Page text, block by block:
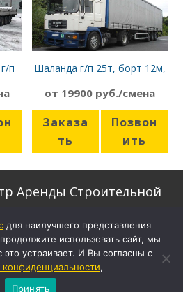
п
Шаланда г/п 25т, борт 12м,
от 19900 руб./смена
Заказа
ть
Позвон
ить
Аренды Строительной
формы договоров
кукис
конфиденциальности
для наилучшего представления
использовать сайт, мы
это устраивает. И Вы согласны с
конфиденциальности,
Принять